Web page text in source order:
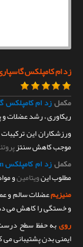
زد ام کامپلکس
مکملزد ام کامپلکس
ریکاوری ، رشد عضلات و
ورزشکاران این
موجب کاهش سنتز
مکملزد ام کامپلکس Gaspari Nutrition
مطلوب اینویتامینو
منیزیمعضلات سالم و
و خستگی را کاهش می
رویبه حفظ سطح
ایمنی بدن پشتیبانی می